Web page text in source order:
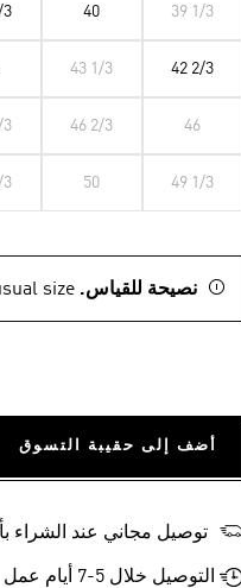
39 1/3
40
3
42 2/3
43 1/3
46
46 2/3
3
49 1/3
50
3
نصيحة للقياس.size.
أضف إلى حقيبة التسوق
توصيل مجاني عند الشراء
التوصيل خلال 5-7 أيام عمل